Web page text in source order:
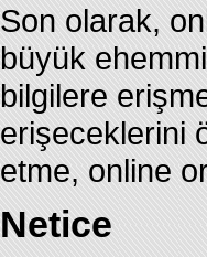
Son olarak,
büyük
bilgilere
erişeceklerini
etme, online
Netice